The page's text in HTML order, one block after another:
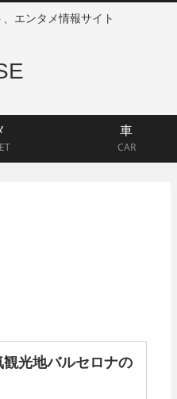
エンタメ情報サイト
車
CAR
光地バルセロナの